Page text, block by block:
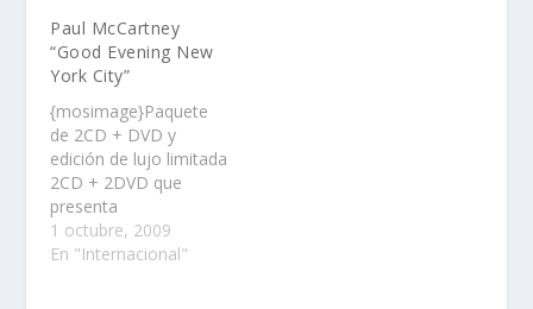
Paul McCartney
“Good Evening New
York City”
{mosimage}Paquete
de 2CD + DVD y
edición de lujo limitada
2CD + 2DVD que
presenta
deslumbrantes
interpretaciones a
1 octubre, 2009
En "Internacional"